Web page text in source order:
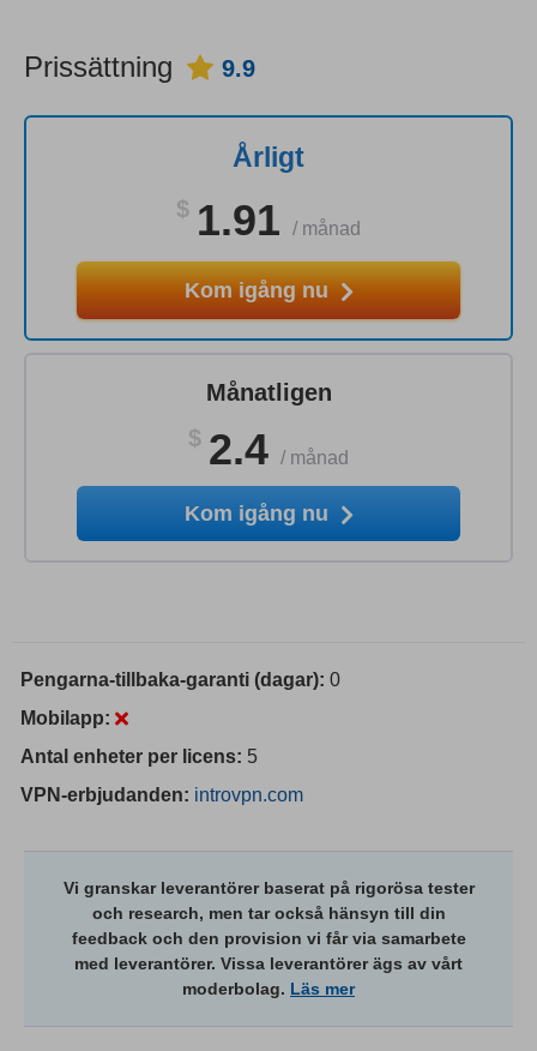
Prissättning 9.9
Årligt
$ 1.91 / månad
Kom igång nu
Månatligen
$ 2.4 / månad
Kom igång nu
Pengarna-tillbaka-garanti (dagar): 0
Mobilapp:
Antal enheter per licens: 5
VPN-erbjudanden: introvpn.com
Vi granskar leverantörer baserat på rigorösa tester
och research, men tar också hänsyn till din
feedback och den provision vi får via samarbete
med leverantörer. Vissa leverantörer ägs av vårt
moderbolag. Läs mer